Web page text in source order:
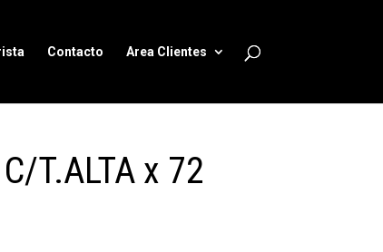
Contacto Area Clientes
T.ALTA x 72